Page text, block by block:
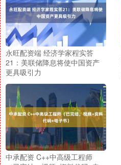
永旺配资端 经济学家程实答
21：美联储降息将使中国资产
更具吸引力
中承配资 C++中高级工程师